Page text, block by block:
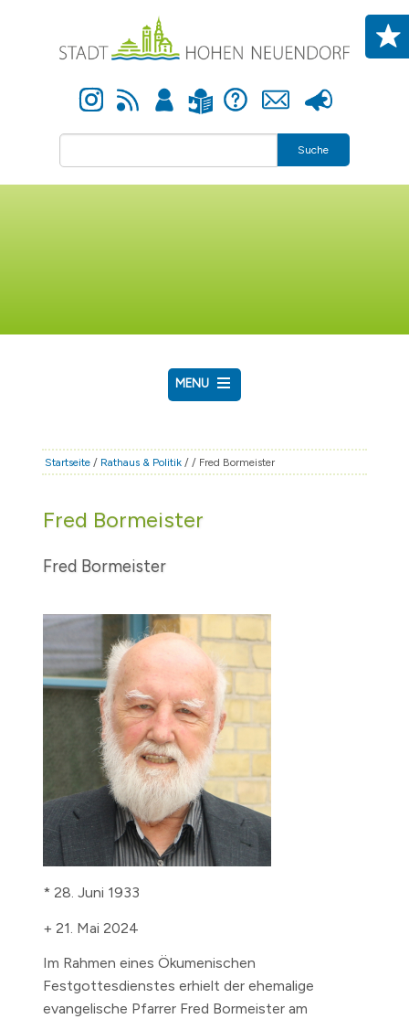
Instagram Newsfeed Anmelden Leichte Sprache Hilfe Kontakt Presse
Suche
MENU
RATHAUS & POLITIK
FAMILIE & BILDUNG
Startseite / Rathaus & Politik / / Fred Bormeister
Fred Bormeister
Fred Bormeister
* 28. Juni 1933
+ 21. Mai 2024
Im Rahmen eines Ökumenischen
Festgottesdienstes erhielt der ehemalige
evangelische Pfarrer Fred Bormeister am